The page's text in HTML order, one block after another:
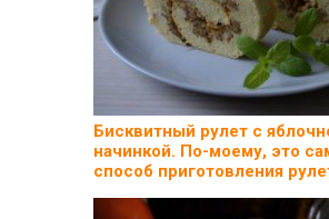
Бисквитный рулет с
начинкой. По-моему, это
способ приготовления